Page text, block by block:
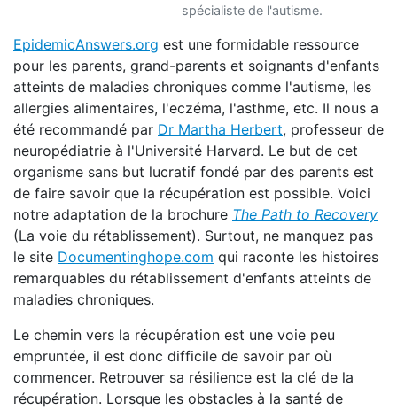
spécialiste de l'autisme.
EpidemicAnswers.org est une formidable ressource
pour les parents, grand-parents et soignants d'enfants
atteints de maladies chroniques comme l'autisme, les
allergies alimentaires, l'eczéma, l'asthme, etc. Il nous a
été recommandé par Dr Martha Herbert, professeur de
neuropédiatrie à l'Université Harvard. Le but de cet
organisme sans but lucratif fondé par des parents est
de faire savoir que la récupération est possible. Voici
notre adaptation de la brochure The Path to Recovery
(La voie du rétablissement). Surtout, ne manquez pas
le site Documentinghope.com qui raconte les histoires
remarquables du rétablissement d'enfants atteints de
maladies chroniques.
Le chemin vers la récupération est une voie peu
empruntée, il est donc difficile de savoir par où
commencer. Retrouver sa résilience est la clé de la
récupération. Lorsque les obstacles à la santé de